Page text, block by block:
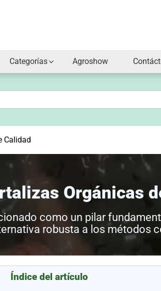
Categorías Agroshow
Calidad
Orgánicas
como un pilar
robusta a los métodos
Índice del artículo